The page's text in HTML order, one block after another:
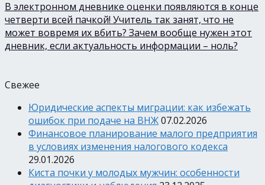
В электронном дневнике оценки появляются в конце
четверти всей пачкой! Учитель так занят, что не
может вовремя их вбить? Зачем вообще нужен этот
дневник, если актуальность информации – ноль?
Свежее
Юридические аспекты миграции: как избежать
ошибок при подаче на ВНЖ07.02.2026
Финансовое планирование малого предприятия
в условиях изменения налогового кодекса
29.01.2026
Киста почки у молодых мужчин: особенности